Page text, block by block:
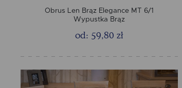
Obrus Len Brąz Elegance MT 6/1
Wypustka Brąz
od: 59,80 zł